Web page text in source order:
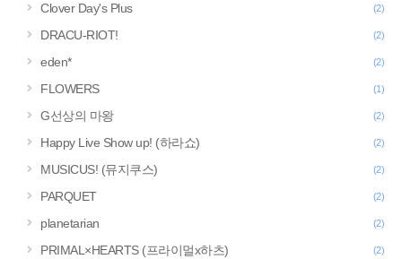
Clover Day's Plus (2)
DRACU-RIOT! (2)
eden* (2)
FLOWERS (1)
G선상의 마왕 (2)
Happy Live Show up! (하라쇼) (2)
MUSICUS! (뮤지쿠스) (2)
PARQUET (2)
planetarian (2)
PRIMAL×HEARTS (프라이멀x하츠) (2)